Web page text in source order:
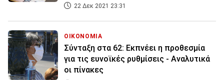
22 Δεκ 2021 23:31
ΟΙΚΟΝΟΜΙΑ
Σύνταξη στα 62: Εκπνέει η προθεσμία
για τις ευνοϊκές ρυθμίσεις - Αναλυτικά
οι πίνακες